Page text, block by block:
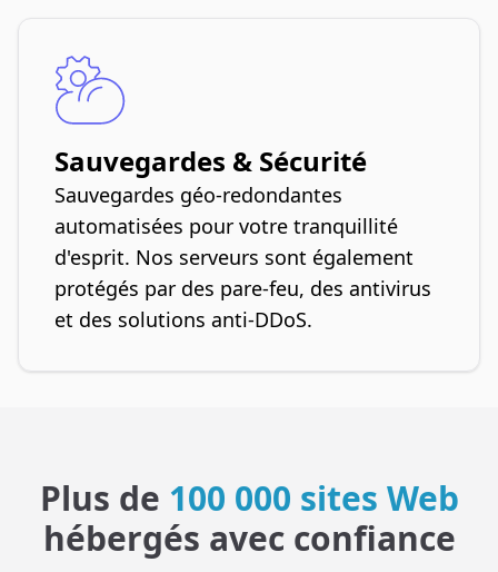
Sauvegardes & Sécurité
Sauvegardes géo-redondantes
automatisées pour votre tranquillité
d'esprit. Nos serveurs sont également
protégés par des pare-feu, des antivirus
et des solutions anti-DDoS.
Plus de 100 000 sites Web
hébergés avec confiance